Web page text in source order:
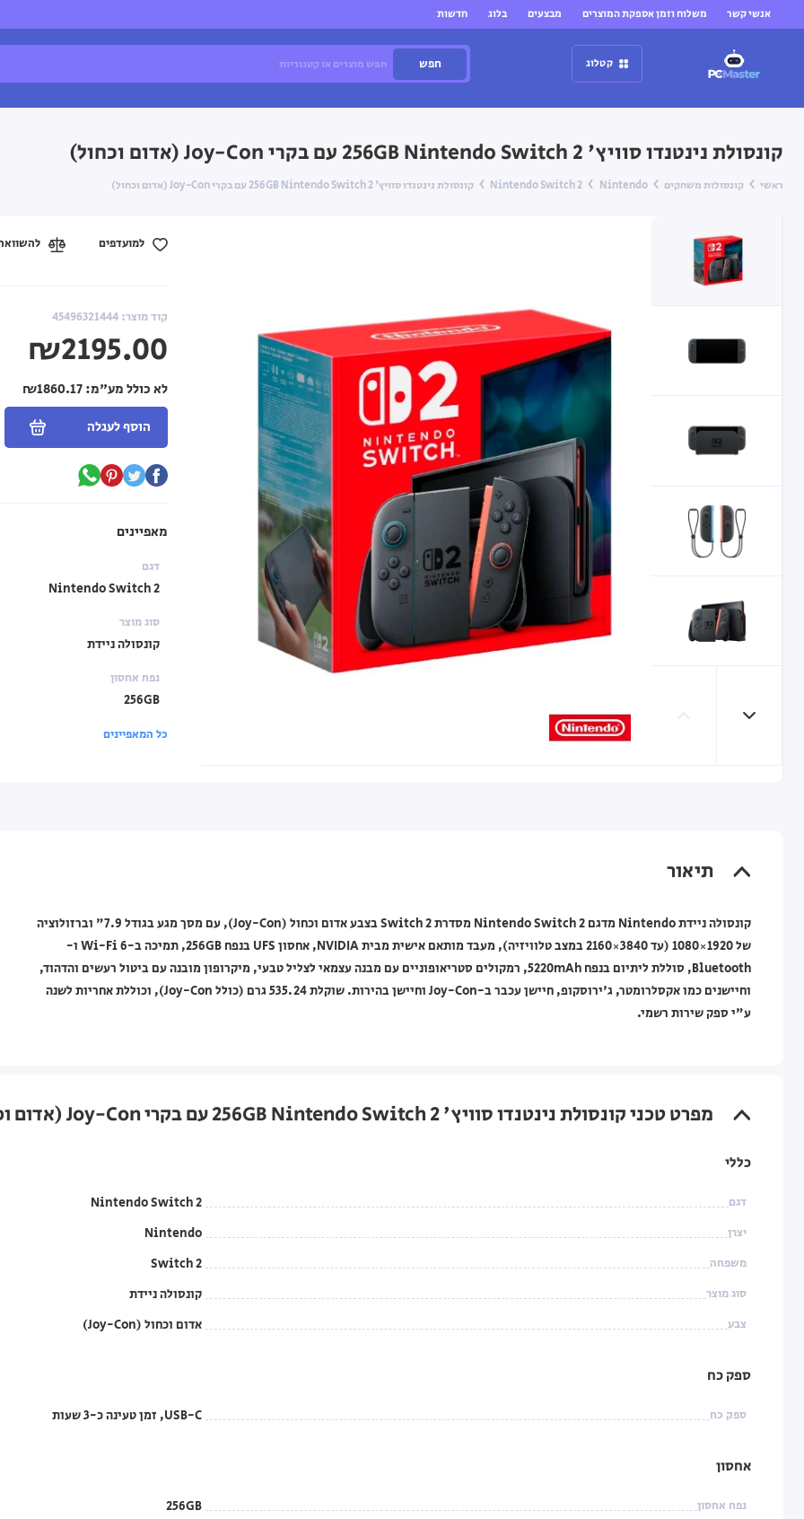
אנשי קשר משלוח וזמן אספקת המוצרים מבצעים בלוג חדשות
קטלוג חפש
קונסולת נינטנדו סוויץ' 2 256GB Nintendo Switch עם בקרי Joy-Con (אדום וכחול)
ראשי קונסולות משחקים Nintendo
Nintendo Switch 2 קונסולת נינטנדו סוויץ' 2 256GB Nintendo Switch עם בקרי Joy-Con (אדום וכחול)
קוד מוצר: 45496321444
₪2195.00
לא כולל מע"מ:
הוסף לעגלה
למועדפים
מאפיינים
דגם
Nintendo Switch 2
סוג מוצר
קונסולה ניידת
נפח אחסון
256GB
כל המאפיינים
תיאור
קונסולה ניידת Nintendo מדגם Nintendo Switch 2 מסדרת Switch 2 בצבע אדום וכחול (Joy-Con), עם מסך מגע בגודל 7.9" וברזולוציה
של 1920×1080 (עד 3840×2160 במצב טלוויזיה), מעבד מותאם אישית מבית NVIDIA, אחסון UFS בנפח 256GB, תמיכה ב-Wi-Fi 6 ו-
Bluetooth, סוללת ליתיום בנפח 5220mAh, רמקולים סטריאופוניים עם מבנה עצמאי לצליל טבעי, מיקרופון מובנה עם ביטול רעשים והדהוד,
וחיישנים כמו אקסלרומטר, ג'ירוסקופ, חיישן עכבר ב-Joy-Con וחיישן בהירות. שוקלת 535.24 גרם (כולל Joy-Con), וכוללת אחריות לשנה
ע"י ספק שירות רשמי.
מפרט טכני קונסולת נינטנדו סוויץ' 2 256GB Nintendo Switch עם בקרי Joy-Con (אדום וכחול)
כללי
דגם Nintendo Switch 2
יצרן Nintendo
משפחה Switch 2
סוג מוצר קונסולה ניידת
צבע אדום וכחול (Joy-Con)
ספק כח
ספק כח USB-C, זמן טעינה כ-3 שעות
אחסון
נפח אחסון 256GB